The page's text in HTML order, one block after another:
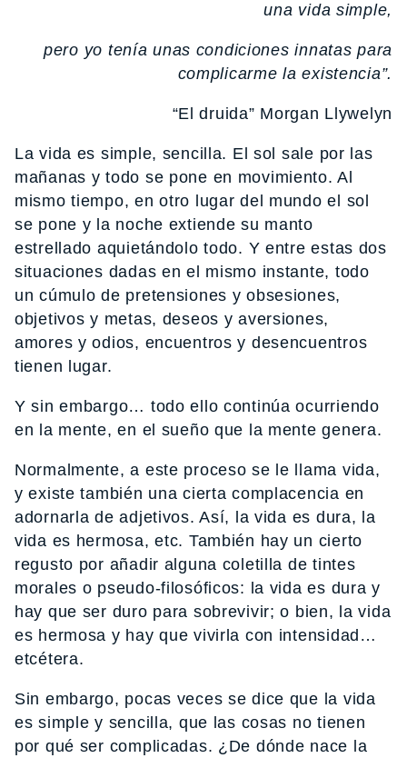
una vida simple,
pero yo tenía unas condiciones innatas para
complicarme la existencia”.
“El druida” Morgan Llywelyn
La vida es simple, sencilla. El sol sale por las
mañanas y todo se pone en movimiento. Al
mismo tiempo, en otro lugar del mundo el sol
se pone y la noche extiende su manto
estrellado aquietándolo todo. Y entre estas dos
situaciones dadas en el mismo instante, todo
un cúmulo de pretensiones y obsesiones,
objetivos y metas, deseos y aversiones,
amores y odios, encuentros y desencuentros
tienen lugar.
Y sin embargo… todo ello continúa ocurriendo
en la mente, en el sueño que la mente genera.
Normalmente, a este proceso se le llama vida,
y existe también una cierta complacencia en
adornarla de adjetivos. Así, la vida es dura, la
vida es hermosa, etc. También hay un cierto
regusto por añadir alguna coletilla de tintes
morales o pseudo-filosóficos: la vida es dura y
hay que ser duro para sobrevivir; o bien, la vida
es hermosa y hay que vivirla con intensidad…
etcétera.
Sin embargo, pocas veces se dice que la vida
es simple y sencilla, que las cosas no tienen
por qué ser complicadas. ¿De dónde nace la